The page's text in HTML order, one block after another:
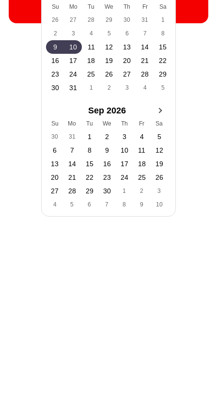
Search
Su Mo Tu We Th Fr
Sa
26
27 28 29 30 31
1
2
3 4 5 6 7 8
9 10 11 12 13 14
15
16
17 18 19 20 21
22
23
24 25 26 27 28
29
30
31 1 2 3 4 5
Sep 2026
Su Mo Tu We Th Fr
Sa
30
31 1 2 3 4
5
6
7 8 9 10 11
12
13
14 15 16 17 18
19
20
21 22 23 24 25
26
27
28 29 30 1 2
3
4
5 6 7 8 9 10